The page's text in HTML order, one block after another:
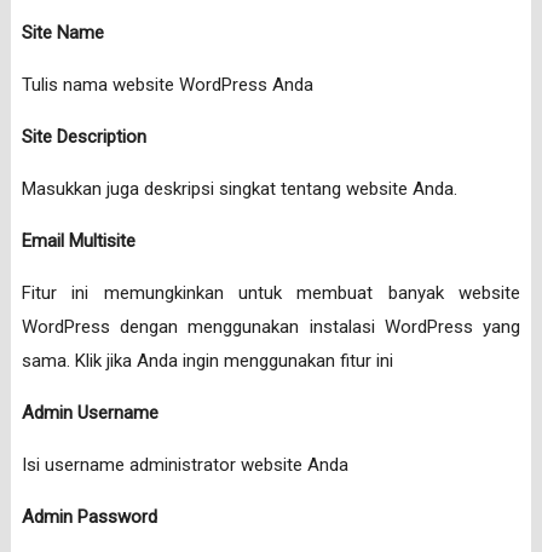
Site Name
Tulis nama website WordPress Anda
Site Description
Masukkan juga deskripsi singkat tentang website Anda.
Email Multisite
Fitur ini memungkinkan untuk membuat banyak website
WordPress dengan menggunakan instalasi WordPress yang
sama. Klik jika Anda ingin menggunakan fitur ini
Admin Username
Isi username administrator website Anda
Admin Password